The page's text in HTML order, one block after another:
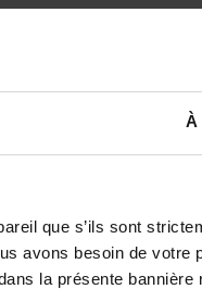
À
que s’ils sont
avons besoin de votre
la présente bannière
GEORGES RECH